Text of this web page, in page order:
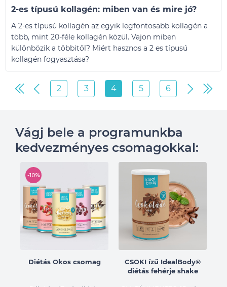
2-es típusú kollagén: miben van és mire jó?
A 2-es típusú kollagén az egyik legfontosabb kollagén a
több, mint 20-féle kollagén közül. Vajon miben
különbözik a többitől? Miért hasznos a 2 es típusú
kollagén fogyasztása?
2 3 4 5 6
Vágj bele a programunkba
kedvezményes csomagokkal:
-10%
Diétás Okos csomag
CSOKI ízű IdealBody®
diétás fehérje shake